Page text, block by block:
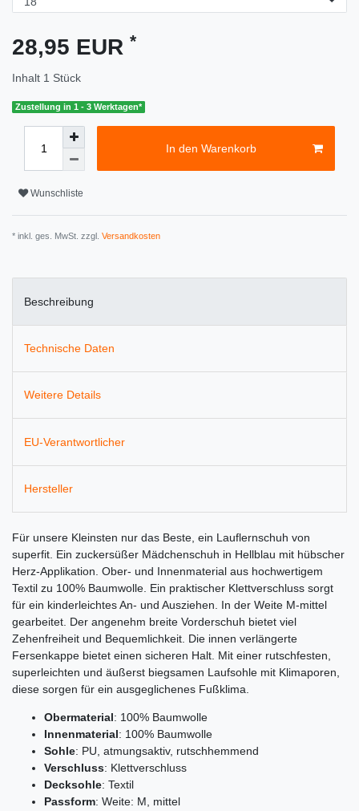
28,95 EUR *
Inhalt 1 Stück
Zustellung in 1 - 3 Werktagen*
In den Warenkorb
Wunschliste
* inkl. ges. MwSt. zzgl. Versandkosten
Beschreibung
Technische Daten
Weitere Details
EU-Verantwortlicher
Hersteller
Für unsere Kleinsten nur das Beste, ein Lauflernschuh von
superfit. Ein zuckersüßer Mädchenschuh in Hellblau mit hübscher
Herz-Applikation. Ober- und Innenmaterial aus hochwertigem
Textil zu 100% Baumwolle. Ein praktischer Klettverschluss sorgt
für ein kinderleichtes An- und Ausziehen. In der Weite M-mittel
gearbeitet. Der angenehm breite Vorderschuh bietet viel
Zehenfreiheit und Bequemlichkeit. Die innen verlängerte
Fersenkappe bietet einen sicheren Halt. Mit einer rutschfesten,
superleichten und äußerst biegsamen Laufsohle mit Klimaporen,
diese sorgen für ein ausgeglichenes Fußklima.
Obermaterial: 100% Baumwolle
Innenmaterial: 100% Baumwolle
Sohle: PU, atmungsaktiv, rutschhemmend
Verschluss: Klettverschluss
Decksohle: Textil
Passform: Weite: M, mittel